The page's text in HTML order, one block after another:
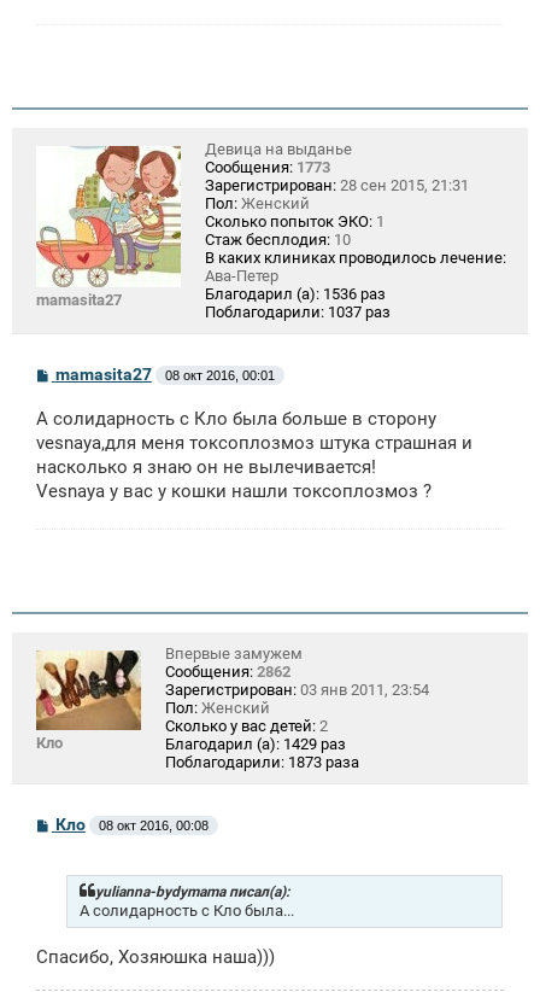
mamasita27
Девица на выданье
Сообщения: 1773
Зарегистрирован: 28 сен 2015, 21:31
Пол: Женский
Сколько попыток ЭКО: 1
Стаж бесплодия: 10
В каких клиниках проводилось лечение:
Ава-Петер
Благодарил (а): 1536 раз
Поблагодарили: 1037 раз
С
б
щ
н
и
mamasita27 08 окт 2016, 00:01
А солидарность с Кло была больше в сторону
vesnaya,для меня токсоплозмоз штука страшная и
насколько я знаю он не вылечивается!
Vesnaya у вас у кошки нашли токсоплозмоз ?
Кло
Впервые замужем
Сообщения: 2862
Зарегистрирован: 03 янв 2011, 23:54
Пол: Женский
Сколько у вас детей: 2
Благодарил (а): 1429 раз
Поблагодарили: 1873 раза
С
о
е
Кло 08 окт 2016, 00:08
yulianna-bydymama писал(а):
А солидарность с Кло была...
Спасибо, Хозяюшка наша)))